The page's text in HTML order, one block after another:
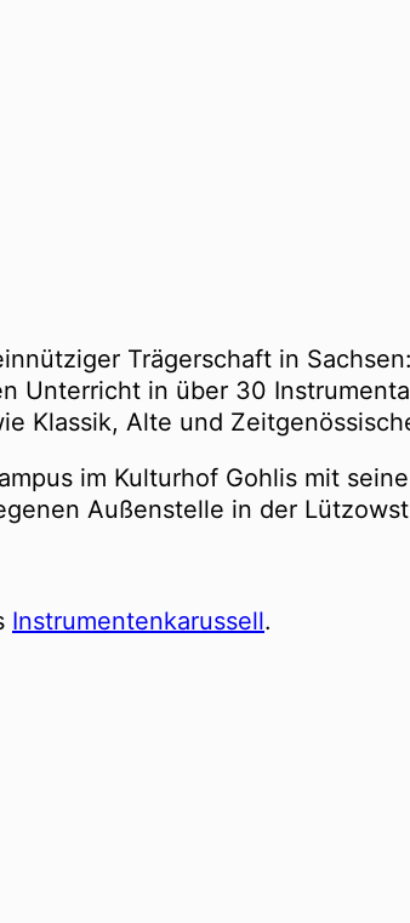
Trägerschaft in
Unterricht in über 30
Klassik, Alte und
im Kulturhof Gohlis mit
Außenstelle in der
Instrumentenkarussell.